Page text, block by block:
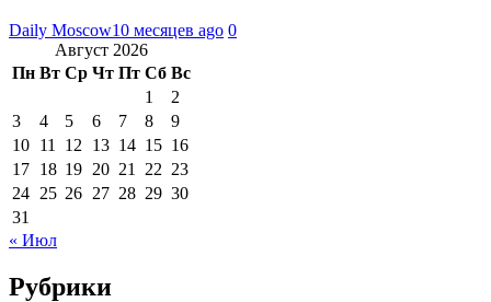
Daily Moscow10 месяцев ago 0
Август 2026
Пн Вт Ср Чт Пт Сб Вс
1
2
3
4 5 6 7 8
9
10 11 12 13 14 15 16
17 18 19 20 21 22 23
24 25 26 27 28 29 30
31
« Июл
Рубрики